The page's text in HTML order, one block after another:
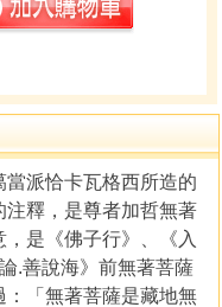
派恰卡瓦格西所造的
釋，是尊者加哲無著
是《佛子行》、《入
.善說海》前無著菩薩
「無著菩薩是藏地無